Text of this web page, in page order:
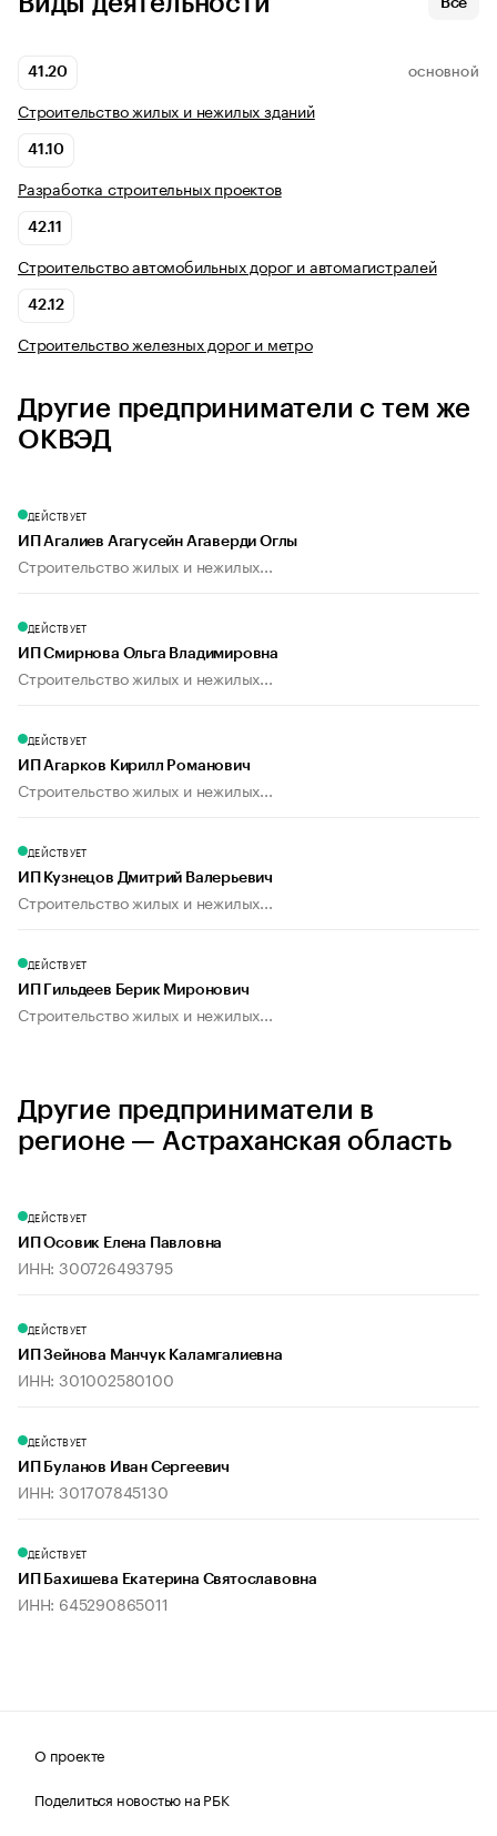
Все
41.20 ОСНОВНОЙ
Строительство жилых и нежилых зданий
41.10
Разработка строительных проектов
42.11
Строительство автомобильных дорог и автомагистралей
42.12
Строительство железных дорог и метро
Другие предприниматели с тем же
ОКВЭД
ДЕЙСТВУЕТ
ИП Агалиев Агагусейн Агаверди Оглы
Строительство жилых и нежилых...
ДЕЙСТВУЕТ
ИП Смирнова Ольга Владимировна
Строительство жилых и нежилых...
ДЕЙСТВУЕТ
ИП Агарков Кирилл Романович
Строительство жилых и нежилых...
ДЕЙСТВУЕТ
ИП Кузнецов Дмитрий Валерьевич
Строительство жилых и нежилых...
ДЕЙСТВУЕТ
ИП Гильдеев Берик Миронович
Строительство жилых и нежилых...
Другие предприниматели в
регионе — Астраханская область
ДЕЙСТВУЕТ
ИП Осовик Елена Павловна
ИНН: 300726493795
ДЕЙСТВУЕТ
ИП Зейнова Манчук Каламгалиевна
ИНН: 301002580100
ДЕЙСТВУЕТ
ИП Буланов Иван Сергеевич
ИНН: 301707845130
ДЕЙСТВУЕТ
ИП Бахишева Екатерина Святославовна
ИНН: 645290865011
О проекте
Поделиться новостью на РБК